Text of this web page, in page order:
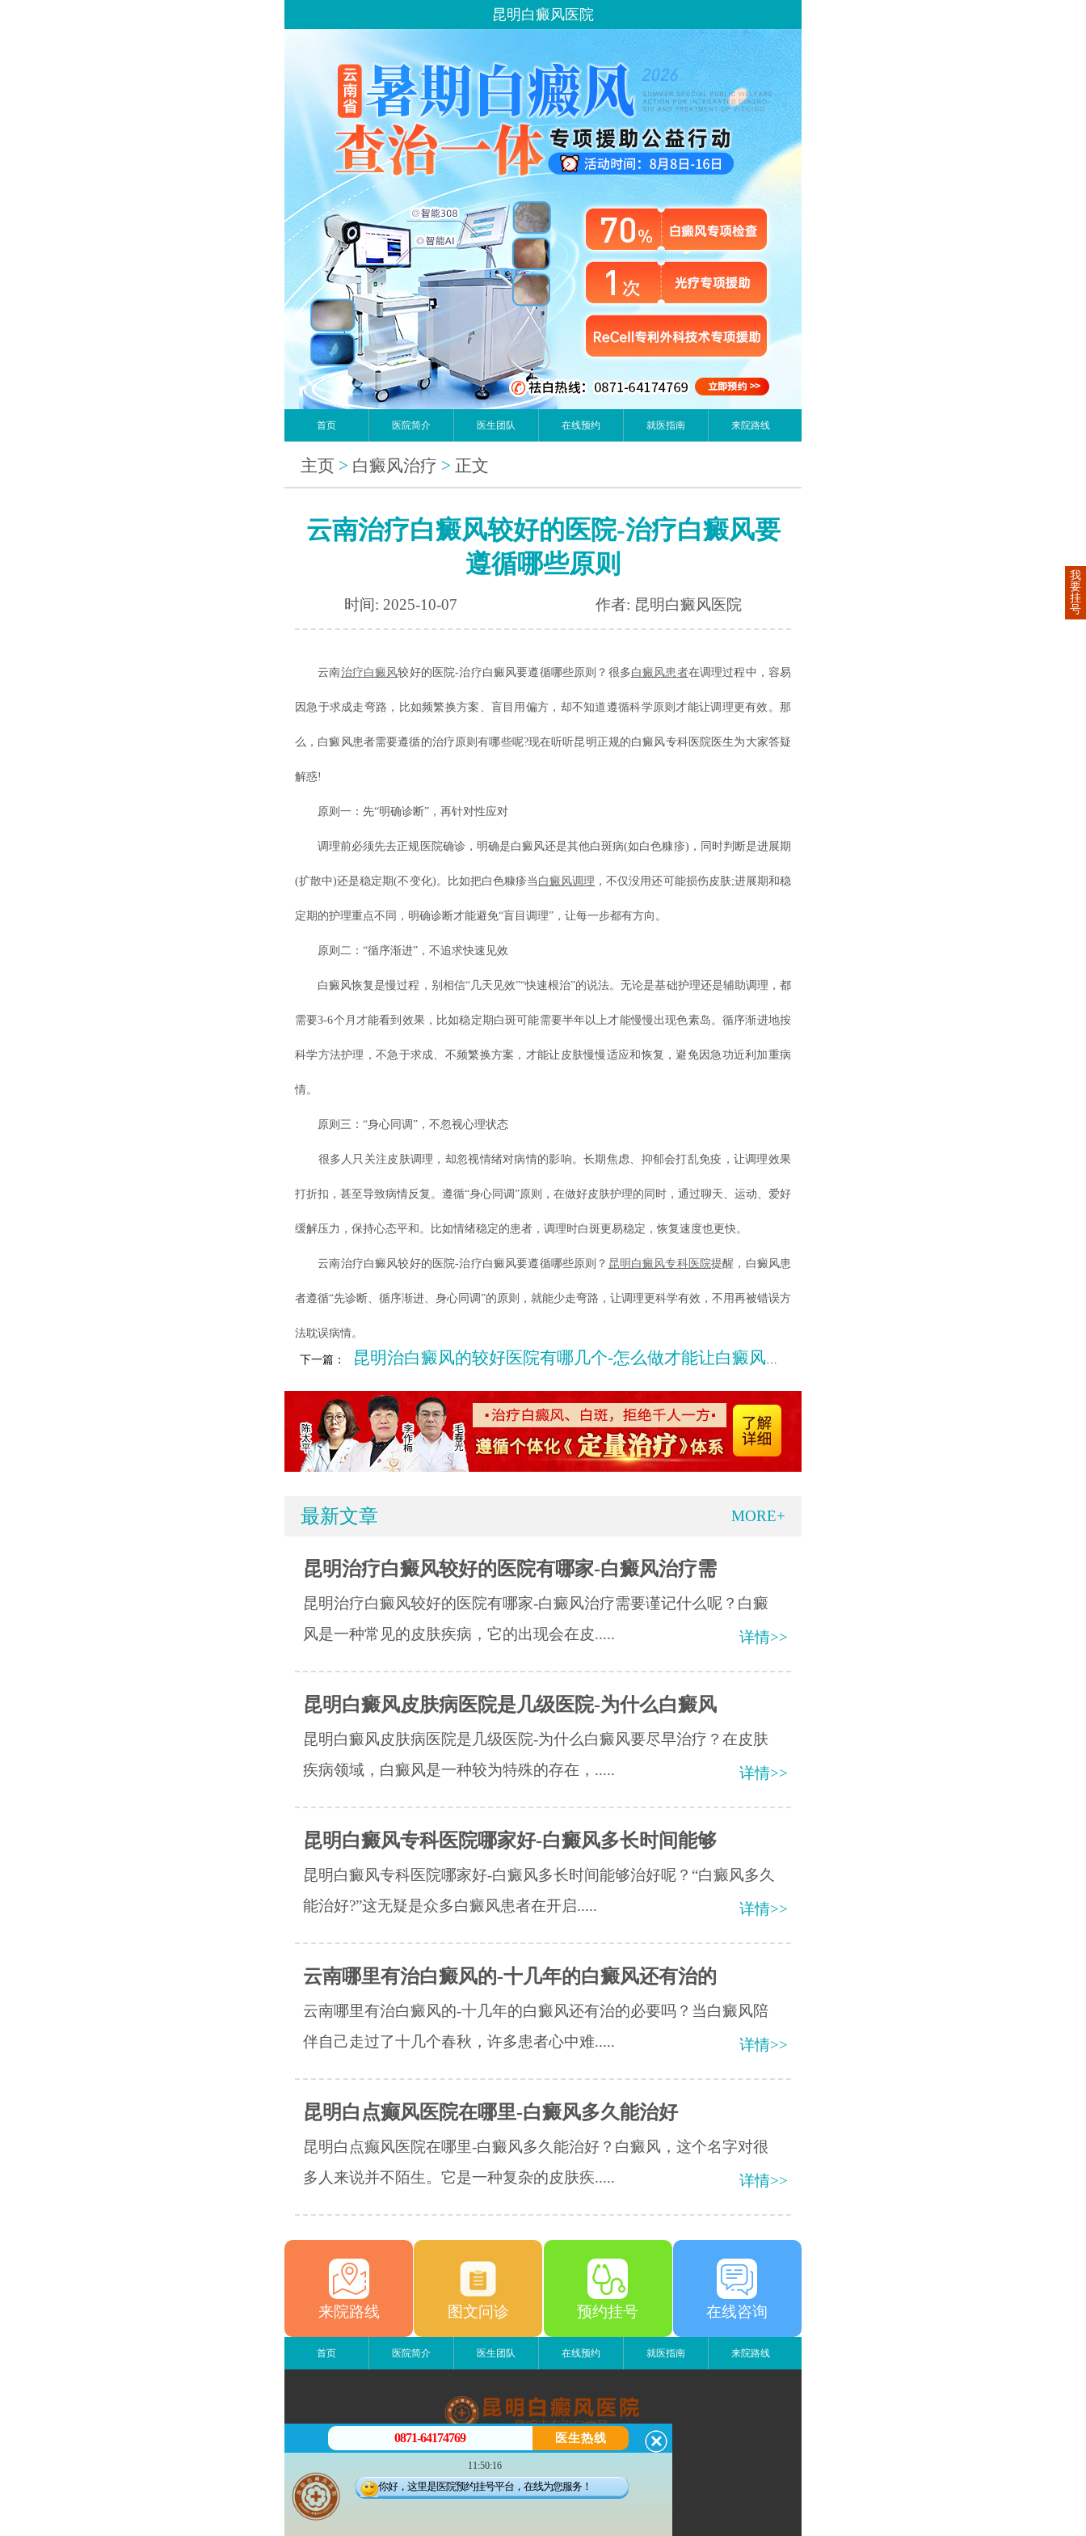
昆明白癜风医院
首页 医院简介 医生团队 在线预约 就医指南 来院路线
主页 > 白癜风治疗 > 正文
云南治疗白癜风较好的医院-治疗白癜风要
遵循哪些原则
时间: 2025-10-07 作者: 昆明白癜风医院
云南治疗白癜风较好的医院-治疗白癜风要遵循哪些原则？很多白癜风患者在调理过程中，容易
因急于求成走弯路，比如频繁换方案、盲目用偏方，却不知道遵循科学原则才能让调理更有效。那
么，白癜风患者需要遵循的治疗原则有哪些呢?现在听听昆明正规的白癜风专科医院医生为大家答疑
解惑!
原则一：先“明确诊断”，再针对性应对
调理前必须先去正规医院确诊，明确是白癜风还是其他白斑病(如白色糠疹)，同时判断是进展期
(扩散中)还是稳定期(不变化)。比如把白色糠疹当 白癜风调理 ，不仅没用还可能损伤皮肤;进展期和稳
定期的护理重点不同，明确诊断才能避免“盲目调理”，让每一步都有方向。
原则二：“循序渐进”，不追求快速见效
白癜风恢复是慢过程，别相信“几天见效”“快速根治”的说法。无论是基础护理还是辅助调理，都
需要3-6个月才能看到效果，比如稳定期白斑可能需要半年以上才能慢慢出现色素岛。循序渐进地按
科学方法护理，不急于求成、不频繁换方案，才能让皮肤慢慢适应和恢复，避免因急功近利加重病
情。
原则三：“身心同调”，不忽视心理状态
很多人只关注皮肤调理，却忽视情绪对病情的影响。长期焦虑、抑郁会打乱免疫，让调理效果
打折扣，甚至导致病情反复。遵循“身心同调”原则，在做好皮肤护理的同时，通过聊天、运动、爱好
缓解压力，保持心态平和。比如情绪稳定的患者，调理时白斑更易稳定，恢复速度也更快。
云南治疗白癜风较好的医院-治疗白癜风要遵循哪些原则？ 昆明白癜风专科医院提醒，白癜风患
者遵循“先诊断、循序渐进、身心同调”的原则，就能少走弯路，让调理更科学有效，不用再被错误方
法耽误病情。
下一篇： 昆明治白癜风的较好医院有哪几个-怎么做才能让白癜风更容易恢复
最新文章 MORE+
昆明治疗白癜风较好的医院有哪家-白癜风治疗需
昆明治疗白癜风较好的医院有哪家-白癜风治疗需要谨记什么呢？白癜
风是一种常见的皮肤疾病，它的出现会在皮.....
详情>>
昆明白癜风皮肤病医院是几级医院-为什么白癜风
昆明白癜风皮肤病医院是几级医院-为什么白癜风要尽早治疗？在皮肤
疾病领域，白癜风是一种较为特殊的存在，.....
详情>>
昆明白癜风专科医院哪家好-白癜风多长时间能够
昆明白癜风专科医院哪家好-白癜风多长时间能够治好呢？“白癜风多久
能治好?”这无疑是众多白癜风患者在开启.....
详情>>
云南哪里有治白癜风的-十几年的白癜风还有治的
云南哪里有治白癜风的-十几年的白癜风还有治的必要吗？当白癜风陪
伴自己走过了十几个春秋，许多患者心中难.....
详情>>
昆明白点癫风医院在哪里-白癜风多久能治好
昆明白点癫风医院在哪里-白癜风多久能治好？白癜风，这个名字对很
多人来说并不陌生。它是一种复杂的皮肤疾.....
详情>>
来院路线 图文问诊 预约挂号 在线咨询
首页 医院简介 医生团队 在线预约 就医指南 来院路线
昆明白癜风医院
昆明市五华区护国路2号
版权所有：昆明白癜风医院
联系电话：13529142249
0871-64174769 医生热线
11:50:16
你好，这里是医院预约挂号平台，在线为您服务！
我
要
挂
号